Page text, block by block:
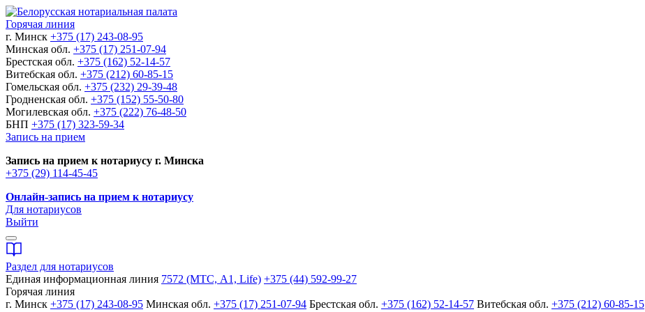
Горячая линия
г. Минск +375 (17) 243-08-95
Минская обл. +375 (17) 251-07-94
Брестская обл. +375 (162) 52-14-57
Витебская обл. +375 (212) 60-85-15
Гомельская обл. +375 (232) 29-39-48
Гродненская обл. +375 (152) 55-50-80
Могилевская обл. +375 (222) 76-48-50
БНП +375 (17) 323-59-34
Запись на прием
Запись на прием к нотариусу г. Минска
+375 (29) 114-45-45
Онлайн-запись на прием к нотариусу
Для нотариусов
Выйти
Раздел для нотариусов
Единая информационная линия 7572 (МТС, A1, Life) +375 (44) 592-99-27
Горячая линия
г. Минск +375 (17) 243-08-95 Минская обл. +375 (17) 251-07-94 Брестская обл. +375 (162) 52-14-57 Витебская обл. +375 (212) 60-85-15